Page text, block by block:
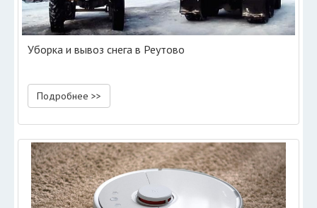
Уборка и вывоз снега в Реутово
Подробнее >>